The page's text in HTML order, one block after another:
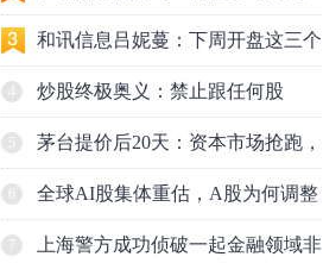
星k线形态
和讯信息吕妮蔓：下周开盘这三个
方向，还有仓位的朋友一定要拿稳
了
炒股终极奥义：禁止跟任何股
票“谈恋爱”
5 茅台提价后20天：资本市场抢跑，
磨底属于现实
全球AI股集体重估，A股为何调整
更深，却率先反弹？
7 上海警方成功侦破一起金融领域非